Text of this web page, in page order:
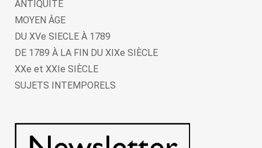
ANTIQUITÉ
MOYEN ÂGE
DU XVe SIECLE À 1789
DE 1789 À LA FIN DU XIXe SIÈCLE
XXe et XXIe SIÈCLE
SUJETS INTEMPORELS